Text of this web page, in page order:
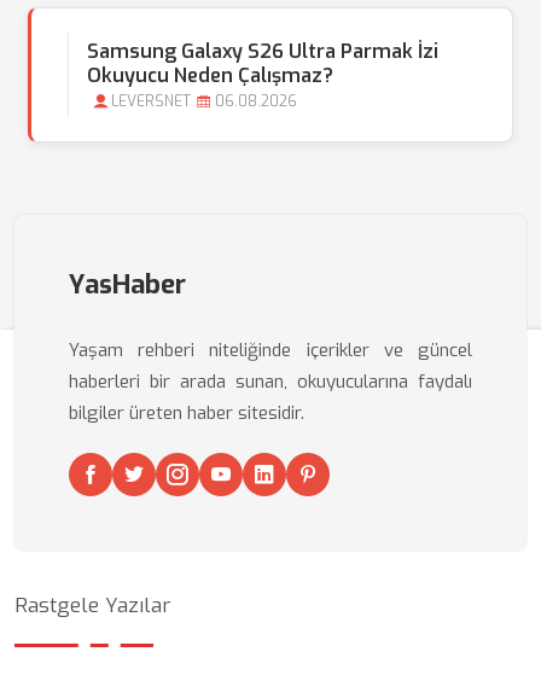
Samsung Galaxy S26 Ultra Parmak İzi
Okuyucu Neden Çalışmaz?
LEVERSNET 06.08.2026
YasHaber
Yaşam rehberi niteliğinde içerikler ve güncel
haberleri bir arada sunan, okuyucularına faydalı
bilgiler üreten haber sitesidir.
Rastgele Yazılar